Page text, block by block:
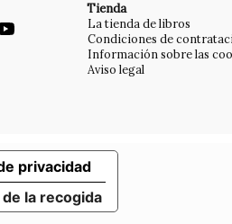
Tienda
La tienda de libros
Condiciones de
Información sobre las
Aviso legal
la recogida
privacidad